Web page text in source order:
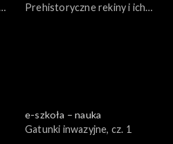
Prehistoryczne rekiny i ich
e-szkoła – nauka
Gatunki inwazyjne, cz. 1